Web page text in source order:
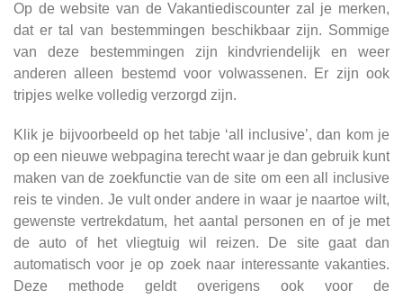
Op de website van de Vakantiediscounter zal je merken,
dat er tal van bestemmingen beschikbaar zijn. Sommige
van deze bestemmingen zijn kindvriendelijk en weer
anderen alleen bestemd voor volwassenen. Er zijn ook
tripjes welke volledig verzorgd zijn.
Klik je bijvoorbeeld op het tabje ‘all inclusive’, dan kom je
op een nieuwe webpagina terecht waar je dan gebruik kunt
maken van de zoekfunctie van de site om een all inclusive
reis te vinden. Je vult onder andere in waar je naartoe wilt,
gewenste vertrekdatum, het aantal personen en of je met
de auto of het vliegtuig wil reizen. De site gaat dan
automatisch voor je op zoek naar interessante vakanties.
Deze methode geldt overigens ook voor de